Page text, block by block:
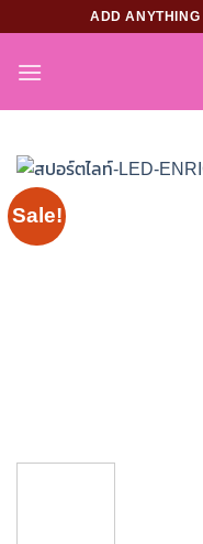
content
ADD ANYTHING
Sale!